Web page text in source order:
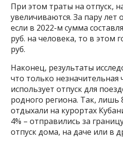
При этом траты на отпуск,
увеличиваются. За пару лет
если в 2022-м сумма
руб. на человека, то в этом
руб.
Наконец, результаты
что только незначительная
использует отпуск для
родного региона. Так,
отдыхали на курортах
4% – отправились за
отпуск дома, на даче или в